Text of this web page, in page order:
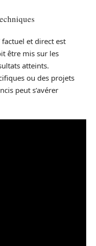
factuel et direct est
être mis sur les
atteints.
ou des projets
peut s’avérer